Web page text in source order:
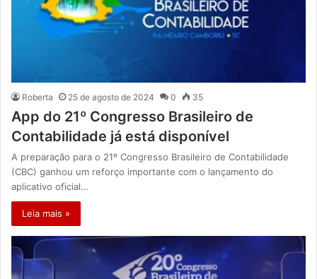
Roberta 25 de agosto de 2024 0 35
App do 21º Congresso Brasileiro de
Contabilidade já está disponível
A preparação para o 21º Congresso Brasileiro de Contabilidade
(CBC) ganhou um reforço importante com o lançamento do
aplicativo oficial…
Leia mais »